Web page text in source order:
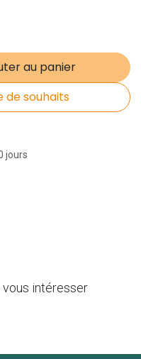
au panier
de souhaits
jours
intéresser